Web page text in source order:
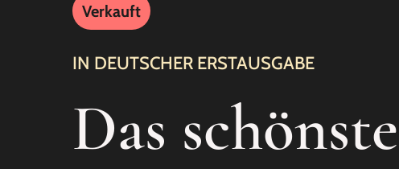
Verkauft
IN DEUTSCHER ERSTAUSGABE
Das schönste